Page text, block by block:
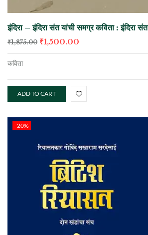
इंदिरा – इंदिरा संत यांची समग्र कविता : इंदिरा संत
₹1,875.00 ₹1,500.00
कविता
ADD TO CART
-20%